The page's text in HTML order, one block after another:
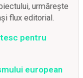
urmărește
flux editorial.
pentru
european